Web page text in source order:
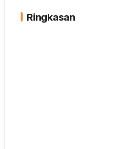
Ringkasan